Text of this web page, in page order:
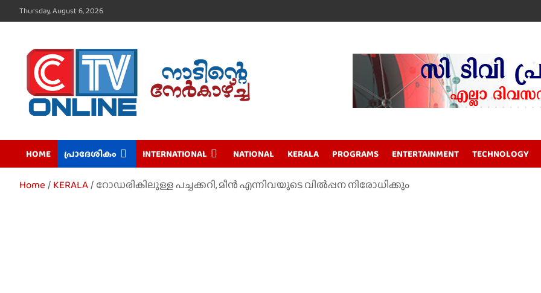
to
Thursday, August 6, 2026
CTV Online
HOME പ്രാദേശികം INTERNATIONAL NATIONAL KERALA PROGRAMS ENTERTAINMENT TECHNOLOGY
Home KERALA റോഡരികിലുള്ള പച്ചക്കറി, മീൻ എന്നിവയുടെ വിൽപ്പന നിരോധിക്കും